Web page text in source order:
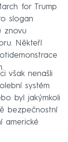
for Trump
slogan
znovu
Někteří
však nenašli
systém
byl jakýmkoli
bezpečnostní
americké